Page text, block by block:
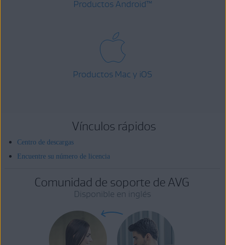
Productos Android™
Productos Mac y iOS
Vínculos rápidos
Centro de descargas
Encuentre su número de licencia
Comunidad de soporte de AVG
Disponible en inglés